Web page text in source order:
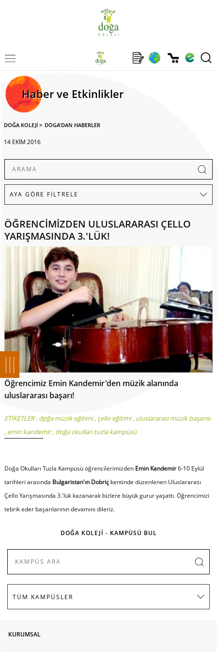
Haber ve Etkinlikler
DOĞA KOLEJİ > DOGA'DAN HABERLER
14 EKİM 2016
ÖĞRENCİMİZDEN ULUSLARARASI ÇELLO
YARIŞMASINDA 3.'LÜK!
Öğrencimiz Emin Kandemir'den müzik alanında
uluslararası başarı!
ETİKETLER :dpğa müzik eğitimi, çello eğitimi, uluslararası müzik başarısı
, emin kandemir, doğa okulları tuzla kampüsü
Doğa Okulları Tuzla Kampüsü öğrencilerimizden Emin Kandemir6-10 Eylül
tarihleri arasında Bulgaristan'ın Dobriçkentinde düzenlenen Uluslararası
Çello Yarışmasında 3.'lük kazanarak bizlere büyük gurur yaşattı. Öğrencimizi
tebrik eder başarılarının devamını dileriz.
DOĞA KOLEJİ - KAMPÜSÜ BUL
KURUMSAL